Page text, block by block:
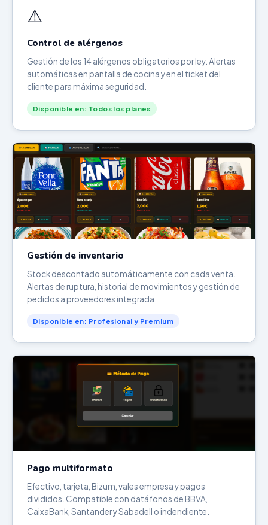
⚠️
Control de alérgenos
Gestión de los 14 alérgenos obligatorios por ley. Alertas
automáticas en pantalla de cocina y en el ticket del
cliente para máxima seguridad.
Disponible en: Todos los planes
Gestión de inventario
Stock descontado automáticamente con cada venta.
Alertas de ruptura, historial de movimientos y gestión de
pedidos a proveedores integrada.
Disponible en: Profesional y Premium
Pago multiformato
Efectivo, tarjeta, Bizum, vales empresa y pagos
divididos. Compatible con datáfonos de BBVA,
CaixaBank, Santander y Sabadell o indendiente.